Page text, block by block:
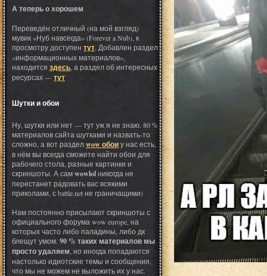
А теперь о хорошем
Переведён отличный (на мой взгляд)
мувик «Нуб навсегда» (Forever a Nub), к
просмотру доступен тут. Добавлен раздел
«информационных материалов»,
находится здесь , а раздел об интересных
ресурсах —тут
Шутки и обои
Ну, шутки или нет — тут уж я не знаю. 80 %
материалов сайта шутками и назвать-то
сложно, а вот разделwow обоиу нас есть,
в нём вы всегда сможете найти обои для
рабочего стола, разные картинки и
скриншоты. А самwowlolникогда не
перестанет радовать вас всякими
приколами, с battle.net не граничащими)
Нам постоянно присылают скриншоты с
официального форума wow europe, на
которых часто либо паладины, либо дк
блещут умом. 90 % таких материалов мы
просто удаляем , но иногда попадаются
настолько идиотские темы и сообщения,
что мы не можем не выложить их у нас.